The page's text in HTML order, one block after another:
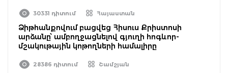
30331 դիտում Հայաստան
Ձիթհանքովում բացվեց Հիսուս Քրիստոսի
արձանը՝ ամբողջացնելով գյուղի հոգևոր-
մշակութային կոթողների համալիրը
28386 դիտում Շամշյան